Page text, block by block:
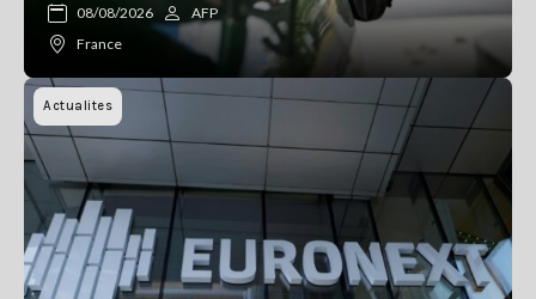
08/08/2026
AFP
France
Actualites